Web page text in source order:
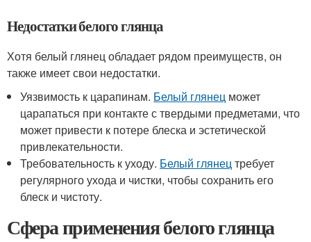
Недостатки белого глянца
Хотя белый глянец обладает рядом преимуществ, он
также имеет свои недостатки.
Уязвимость к царапинам. Белый глянец может
царапаться при контакте с твердыми предметами, что
может привести к потере блеска и эстетической
привлекательности.
Требовательность к уходу. Белый глянецтребует
регулярного ухода и чистки, чтобы сохранить его
блеск и чистоту.
Сфера применения белого глянца